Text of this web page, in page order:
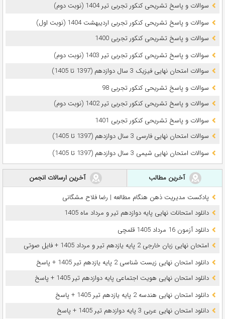
سوالات و پاسخ تشریحی کنکور تجربی تیر 1404 (نوبت دوم)
سوالات و پاسخ تشریحی کنکور تجربی اردیبهشت 1404 (نوبت اول)
سوالات و پاسخ تشریحی کنکور تجربی 1400
سوالات و پاسخ تشریحی کنکور تجربی تیر 1403 (نوبت دوم)
سوالات امتحان نهایی فیزیک 3 سال دوازدهم (1397 تا 1405)
سوالات و پاسخ تشریحی کنکور تجربی 98
سوالات و پاسخ تشریحی کنکور تجربی تیر 1402 (نوبت دوم)
سوالات و پاسخ تشریحی کنکور تجربی 1401
سوالات امتحان نهایی فارسی 3 سال دوازدهم (1397 تا 1405)
سوالات امتحان نهایی شیمی 3 سال دوازدهم (1397 تا 1405)
آخرین مطالب
آخرین ارسالات انجمن
پادکست مدیریت ذهن هنگام مطالعه | رضا فلاح مشگانی
دانلود امتحانات نهایی پایه دوازدهم تیر و مرداد ماه 1405
دانلود آزمون 16 مرداد 1405 قلمچی
امتحان نهایی زبان خارجی 2 پایه یازدهم تیر و مرداد 1405 + فایل صوتی
دانلود امتحان نهایی زیست شناسی 2 پایه یازدهم تیر 1405 + پاسخ
دانلود امتحان نهایی هویت اجتماعی پایه دوازدهم تیر 1405 + پاسخ
دانلود امتحان نهایی هندسه 2 پایه یازدهم تیر 1405 + پاسخ
دانلود امتحان نهایی عربی 3 پایه دوازدهم تیر 1405 + پاسخ